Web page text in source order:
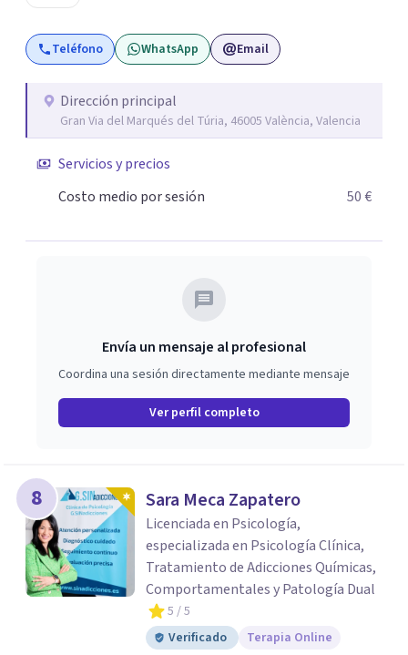
que tengo el lujo de compartir ubicación con grandes
profesionales de la psicología Clínica y de la Salud.
Teléfono WhatsApp Email
Dirección principal
Gran Via del Marqués del Túria, 46005 València, Valencia
Servicios y precios
Costo medio por sesión
50 €
Envía un mensaje al profesional
Coordina una sesión directamente mediante mensaje
Ver perfil completo
8 Sara Meca Zapatero
Licenciada en Psicología,
especializada en Psicología Clínica,
Tratamiento de Adicciones Químicas,
Comportamentales y Patología Dual
5 / 5
Verificado
Terapia Online